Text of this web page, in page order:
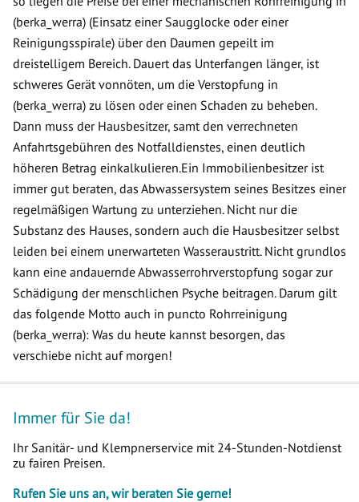
(berka_werra) (Einsatz einer Saugglocke oder einer
Reinigungsspirale) über den Daumen gepeilt im
dreistelligem Bereich. Dauert das Unterfangen länger, ist
schweres Gerät vonnöten, um die Verstopfung in
(berka_werra) zu lösen oder einen Schaden zu beheben.
Dann muss der Hausbesitzer, samt den verrechneten
Anfahrtsgebühren des Notfalldienstes, einen deutlich
höheren Betrag einkalkulieren.Ein Immobilienbesitzer ist
immer gut beraten, das Abwassersystem seines Besitzes einer
regelmäßigen Wartung zu unterziehen. Nicht nur die
Substanz des Hauses, sondern auch die Hausbesitzer selbst
leiden bei einem unerwarteten Wasseraustritt. Nicht grundlos
kann eine andauernde Abwasserrohrverstopfung sogar zur
Schädigung der menschlichen Psyche beitragen. Darum gilt
das folgende Motto auch in puncto Rohrreinigung
(berka_werra): Was du heute kannst besorgen, das
verschiebe nicht auf morgen!
Immer für Sie da!
Ihr Sanitär- und Klempnerservice mit 24-Stunden-Notdienst
zu fairen Preisen.
Rufen Sie uns an, wir beraten Sie gerne!